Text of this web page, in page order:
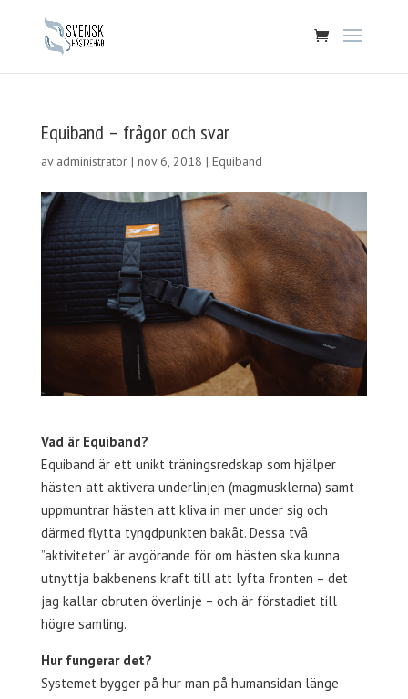
Equiband – frågor och svar
av administrator| nov 6, 2018 | Equiband
Vad är Equiband?
Equiband är ett unikt träningsredskap som hjälper
hästen att aktivera underlinjen (magmusklerna) samt
uppmuntrar hästen att kliva in mer under sig och
därmed flytta tyngdpunkten bakåt. Dessa två
”aktiviteter” är avgörande för om hästen ska kunna
utnyttja bakbenens kraft till att lyfta fronten – det
jag kallar obruten överlinje – och är förstadiet till
högre samling.
Hur fungerar det?
Systemet bygger på hur man på humansidan länge